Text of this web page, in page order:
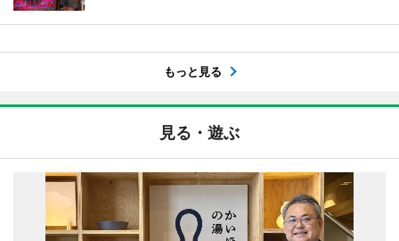
もっと見る
見る・遊ぶ